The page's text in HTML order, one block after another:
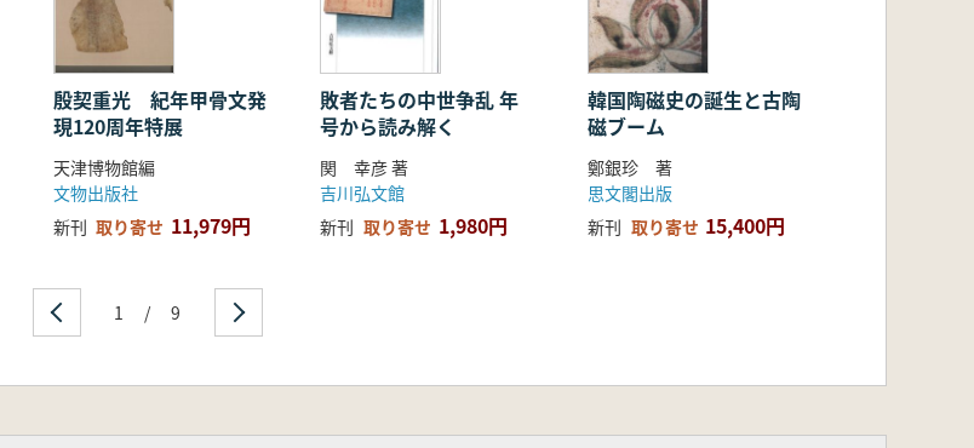
殷契重光 紀年甲骨文発
現120周年特展
天津博物館編
文物出版社
新刊 取り寄せ 11,979円
敗者たちの中世争乱 年
号から読み解く
関 幸彦 著
吉川弘文館
新刊 取り寄せ 1,980円
韓国陶磁史の誕生と古陶
磁ブーム
鄭銀珍 著
思文閣出版
新刊 取り寄せ 15,400円
1 / 9